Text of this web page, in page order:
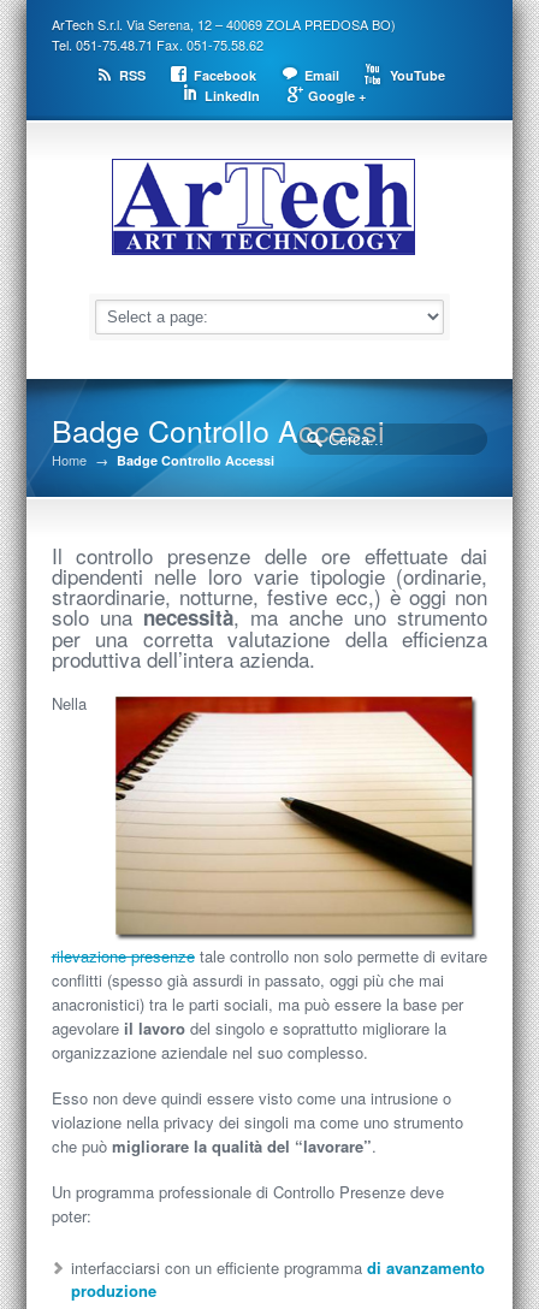
ArTech S.r.l. Via Serena, 12 – 40069 ZOLA PREDOSA BO)
Tel. 051-75.48.71 Fax. 051-75.58.62
RSS Facebook Email
YouTube
LinkedIn
Google +
Badge Controllo Accessi
Home → Badge Controllo Accessi
Il controllo presenze delle ore effettuate dai
dipendenti nelle loro varie tipologie (ordinarie,
straordinarie, notturne, festive ecc,) è oggi non
solo una necessità, ma anche uno strumento
per una corretta valutazione della efficienza
produttiva dell’intera azienda.
Nella
rilevazione presenzetale controllo non solo permette di evitare
conflitti (spesso già assurdi in passato, oggi più che mai
anacronistici) tra le parti sociali, ma può essere la base per
agevolare il lavorodel singolo e soprattutto migliorare la
organizzazione aziendale nel suo complesso.
Esso non deve quindi essere visto come una intrusione o
violazione nella privacy dei singoli ma come uno strumento
che può migliorare la qualità del “lavorare”.
Un programma professionale di Controllo Presenze deve
poter:
interfacciarsi con un efficiente programma di avanzamento
produzione